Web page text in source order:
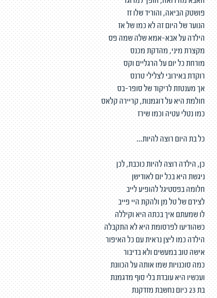
פושטק הביאה, והוריד שלו זז
הנוער של היום זה לא כמו של אז
הילדה על אבא-אמא שלה שמה פס
מקצרת מיני, מהדקת מכנס
מורחת כל יום על הרגליים וקס
רוקדת באירובי לצלילי טרנס
אך מענטזת לריקוד של סופר-בס
חולמת היא על דוגמנות, קריירה קלאס
כמו נטלי עטיה וכמו שירז
כל בת היום רוצה להיות...
כן, הילדה רוצה להיות כוכבת, לכן
ניגשת היא בכל יום לאודישן
חלומה בפסטיגל להופיע לייב
לצידם של טל מן ולהקת היי פייב
לו שמעתם איך בכתה היא וקיללה
כשהודיעו לפרסומת היא לא התקבלה
הילדה כמו ליצן נראית עם כל האיפור
אישה טוב במעשים ולא בדיבור
כמה סוכנויות שמו אותה על הכוונת
ועכשיו היא עובדת בלי סוף מדגמנת
בת 23 כיום נחשבת מזדקנת